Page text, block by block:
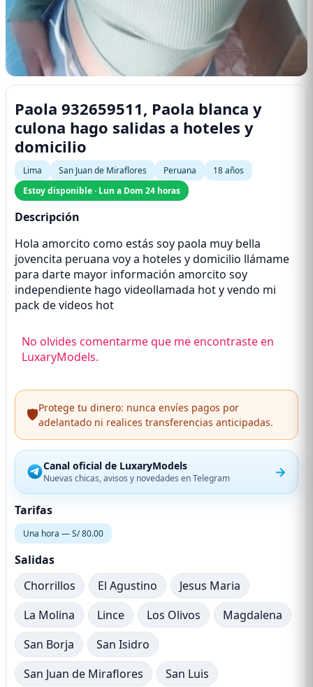
Paola 932659511, Paola blanca y
culona hago salidas a hoteles y
domicilio
Lima San Juan de Miraflores Peruana
18 años
Estoy disponible · Lun a Dom 24 horas
Descripción
Hola amorcito como estás soy paola muy bella
jovencita peruana voy a hoteles y domicilio llámame
para darte mayor información amorcito soy
independiente hago videollamada hot y vendo mi
pack de videos hot
No olvides comentarme que me encontraste en
LuxaryModels.
🛡️Protege tu dinero: nunca envíes pagos por
adelantado ni realices transferencias anticipadas.
Canal oficial de LuxaryModels
Nuevas chicas, avisos y novedades en Telegram →
Tarifas
Una hora — S/ 80.00
Salidas
Chorrillos
El Agustino
Jesus Maria
La Molina
Lince Los Olivos
Magdalena
San Borja
San Isidro
San Juan de Miraflores
San Luis